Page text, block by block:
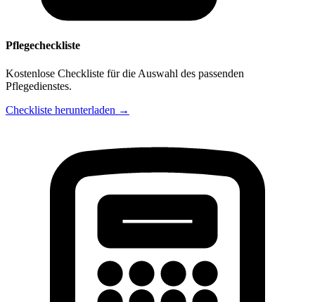
Pflegecheckliste
Kostenlose Checkliste für die Auswahl des passenden
Pflegedienstes.
Checkliste herunterladen →